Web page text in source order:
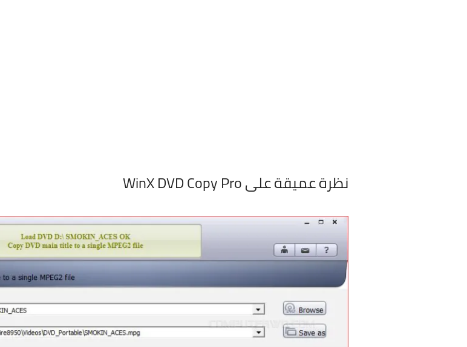
نظرة عميقة على WinX DVD Copy Pro